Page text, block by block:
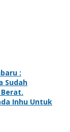
:
Sudah
Inhu Untuk